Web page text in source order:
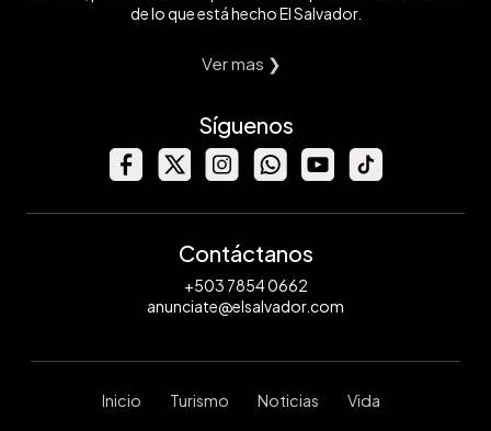
de lo que está hecho El Salvador.
Ver mas ❯
Síguenos
Contáctanos
+503 7854 0662
anunciate@elsalvador.com
Inicio Turismo Noticias Vida